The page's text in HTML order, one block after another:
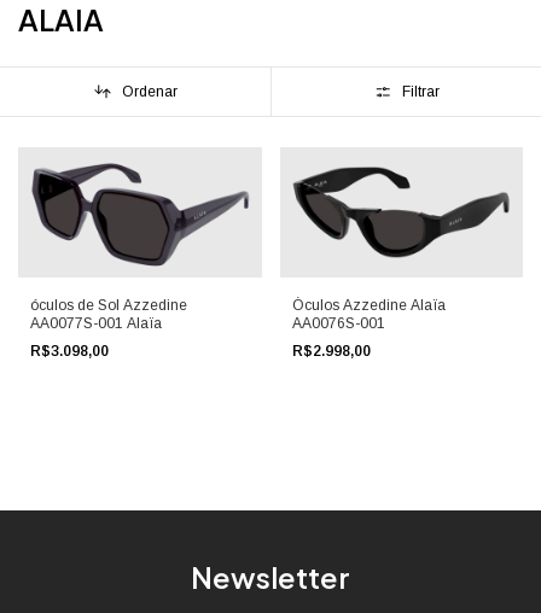
ALAIA
Ordenar Filtrar
óculos de Sol Azzedine
AA0077S-001 Alaïa
R$3.098,00
Óculos Azzedine Alaïa
AA0076S-001
R$2.998,00
Newsletter